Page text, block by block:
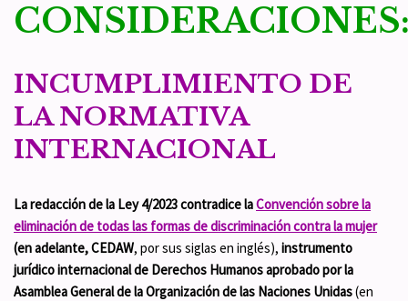
INCUMPLIMIENTO DE
LA NORMATIVA
INTERNACIONAL
La redacción de la Ley 4/2023contradicelaConvención sobre la
eliminación de todas las formas de discriminación contra la mujer
(en adelante, CEDAW, por sus siglas en inglés), instrumento
jurídico internacional de Derechos Humanos aprobado por la
Asamblea General de la Organización de las Naciones Unidas(en